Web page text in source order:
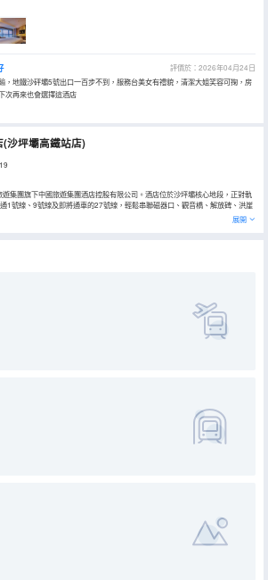
評價於：2026年04月24日
，地鐵沙砰壩5號出口一百步不到，服務台美女有禮貌，清潔大姐笑容可掬，房
次再來也會選擇這酒店
沙坪壩高鐵站店)
集團旗下中國旅遊集團酒店控股有限公司。酒店位於沙坪壩核心地段，正對軌
1號線、9號線及即將通車的27號線，輕鬆串聯磁器口、觀音橋、解放碑、洪崖
無憂。酒店正對高鐵站，方便快捷通往成都及周邊城市。 酒店內設特色社區食
展開